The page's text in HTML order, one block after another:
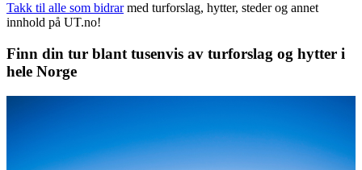
Takk til alle som bidrar med turforslag, hytter, steder og annet
innhold på UT.no!
Finn din tur blant tusenvis av turforslag og hytter i
hele Norge